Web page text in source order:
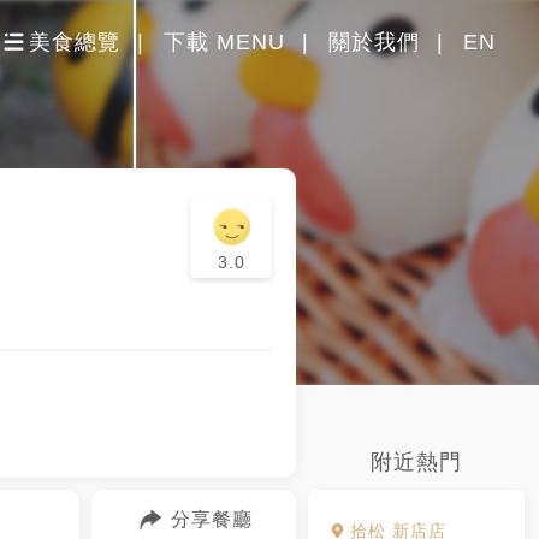
美食總覽 下載 MENU 關於我們 EN
附近熱門
拾松 新店店
3.0
分享餐廳